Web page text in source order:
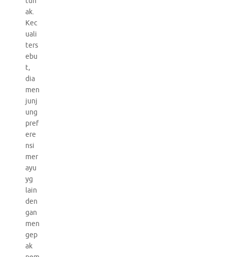
ak.
Kec
uali
ters
ebu
t,
dia
men
junj
ung
pref
ere
nsi
mer
ayu
yg
lain
den
gan
men
gep
ak